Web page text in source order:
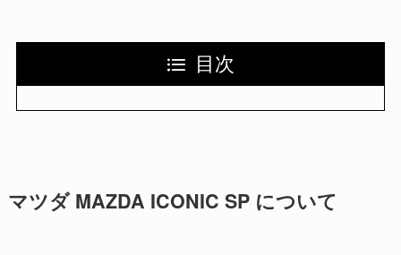
目次
マツダ MAZDA ICONIC SP について